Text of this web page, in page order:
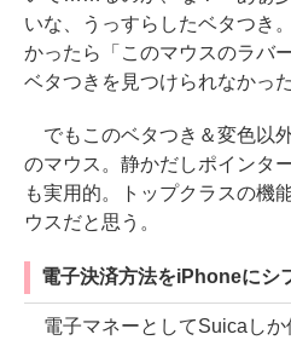
いな、うっすらしたベタつき
かったら「このマウスのラバ
ベタつきを見つけられなかっ
でもこのベタつき＆変色以
のマウス。静かだしポインタ
も実用的。トップクラスの機
ウスだと思う。
電子決済方法をiPhoneに
電子マネーとしてSuicaしか